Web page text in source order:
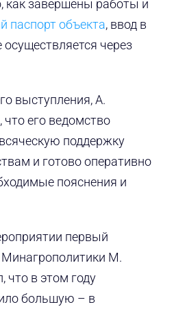
как завершены работы и
паспорт объекта, ввод в
через
выступления, А.
его ведомство
поддержку
и готово оперативно
пояснения и
первый
М.
в этом году
большую – в